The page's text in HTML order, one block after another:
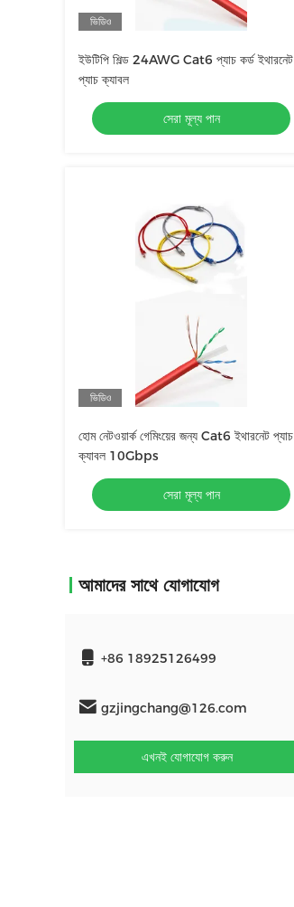
ভিডিও
ইউটিপি শিল্ড 24AWG Cat6 প্যাচ কর্ড ইথারনেট
প্যাচ ক্যাবল
সেরা মূল্য পান
ভিডিও
হোম নেটওয়ার্ক গেমিংয়ের জন্য Cat6 ইথারনেট প্যাচ
ক্যাবল 10Gbps
সেরা মূল্য পান
আমাদের সাথে যোগাযোগ
+86 18925126499
gzjingchang@126.com
এখনই যোগাযোগ করুন